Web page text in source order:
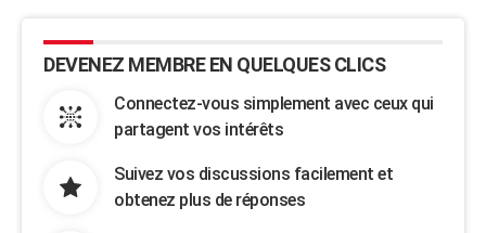
DEVENEZ MEMBRE EN QUELQUES CLICS
Connectez-vous simplement avec ceux qui
partagent vos intérêts
Suivez vos discussions facilement et
obtenez plus de réponses